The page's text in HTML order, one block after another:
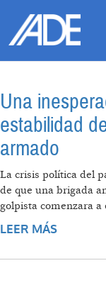
Una
estabilidad
armado
La crisis política del
de que una brigada
golpista comenzara
LEER MÁS